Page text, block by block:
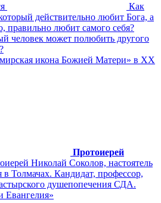
Как
действительно любит Бога, а
правильно любит самого себя?
человек может полюбить другого
икона Божией Матери» в XX
Протоиерей
Николай Соколов, настоятель
в Толмачах. Кандидат, профессор,
душепопечения СДА.
Евангелия»